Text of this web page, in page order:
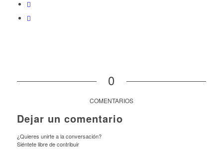
0
COMENTARIOS
Dejar un comentario
¿Quieres unirte a la conversación?
Siéntete libre de contribuir